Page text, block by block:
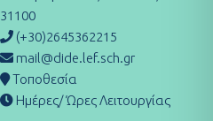
31100
(+30)2645362215
mail@dide.lef.sch.gr
Τοποθεσία
Ημέρες/ Ώρες Λειτουργίας